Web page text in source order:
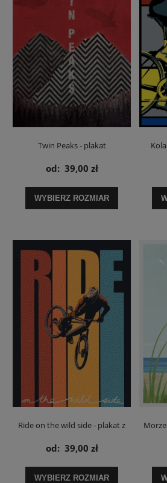
Twin Peaks - plakat
od: 39,00 zł
WYBIERZ ROZMIAR
Ride on the wild side - plakat z
rowerem
od: 39,00 zł
WYBIERZ ROZMIAR